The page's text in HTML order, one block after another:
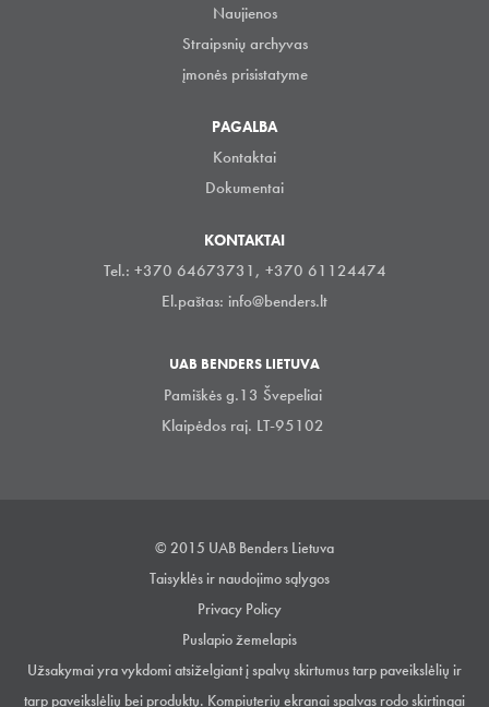
Naujienos
Straipsnių archyvas
įmonės prisistatyme
PAGALBA
Kontaktai
Dokumentai
KONTAKTAI
Tel.: +370 64673731, +370 61124474
El.paštas: info@benders.lt
UAB BENDERS LIETUVA
Pamiškės g.13 Švepeliai
Klaipėdos raj. LT-95102
© 2015 UAB Benders Lietuva
Taisyklės ir naudojimo sąlygos
Privacy Policy
Puslapio žemelapis
Užsakymai yra vykdomi atsiželgiant į spalvų skirtumus tarp paveikslėlių ir
tarp paveikslėlių bei produktų. Kompiuterių ekranai spalvas rodo skirtingai